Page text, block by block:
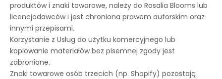
produktów i znaki towarowe, należy do Rosalia Blooms lub
licencjodawców i jest chroniona prawem autorskim oraz
innymi przepisami.
Korzystanie z Usług do użytku komercyjnego lub
kopiowanie materiałów bez pisemnej zgody jest
zabronione.
Znaki towarowe osób trzecich (np. Shopify) pozostają